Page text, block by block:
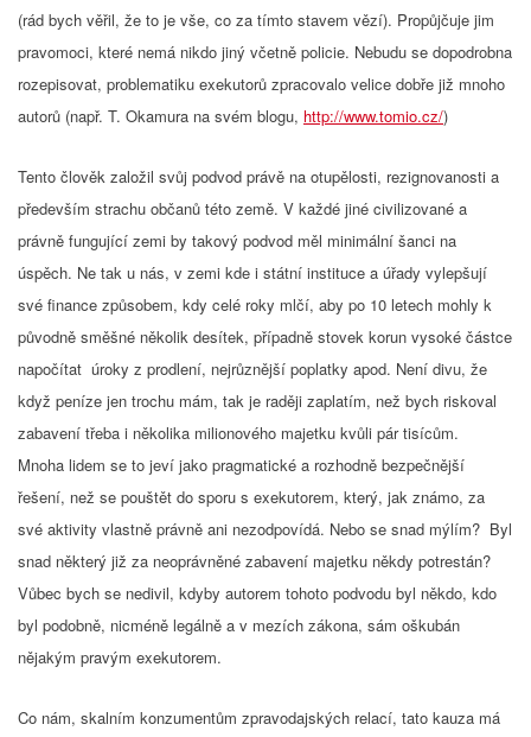
(rád bych věřil, že to je vše, co za tímto stavem vězí). Propůjčuje jim
pravomoci, které nemá nikdo jiný včetně policie. Nebudu se dopodrobna
rozepisovat, problematiku exekutorů zpracovalo velice dobře již mnoho
autorů (např. T. Okamura na svém blogu, http://www.tomio.cz/)
Tento člověk založil svůj podvod právě na otupělosti, rezignovanosti a
především strachu občanů této země. V každé jiné civilizované a
právně fungující zemi by takový podvod měl minimální šanci na
úspěch. Ne tak u nás, v zemi kde i státní instituce a úřady vylepšují
své finance způsobem, kdy celé roky mlčí, aby po 10 letech mohly k
původně směšné několik desítek, případně stovek korun vysoké částce
napočítat úroky z prodlení, nejrůznější poplatky apod. Není divu, že
když peníze jen trochu mám, tak je raději zaplatím, než bych riskoval
zabavení třeba i několika milionového majetku kvůli pár tisícům.
Mnoha lidem se to jeví jako pragmatické a rozhodně bezpečnější
řešení, než se pouštět do sporu s exekutorem, který, jak známo, za
své aktivity vlastně právně ani nezodpovídá. Nebo se snad mýlím? Byl
snad některý již za neoprávněné zabavení majetku někdy potrestán?
Vůbec bych se nedivil, kdyby autorem tohoto podvodu byl někdo, kdo
byl podobně, nicméně legálně a v mezích zákona, sám oškubán
nějakým pravým exekutorem.
Co nám, skalním konzumentům zpravodajských relací, tato kauza má